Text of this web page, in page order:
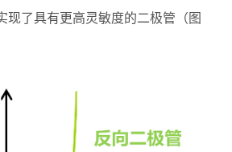
现了具有更高灵敏度的二极管（图